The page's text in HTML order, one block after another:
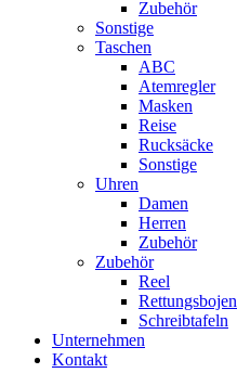
Zubehör
Sonstige
Taschen
ABC
Atemregler
Masken
Reise
Rucksäcke
Sonstige
Uhren
Damen
Herren
Zubehör
Zubehör
Reel
Rettungsbojen
Schreibtafeln
Unternehmen
Kontakt